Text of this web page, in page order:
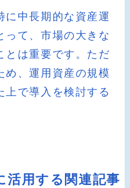
に中長期的な資産運
って、市場の大きな
とは重要です。ただ
め、運用資産の規模
上で導入を検討する
用する関連記事